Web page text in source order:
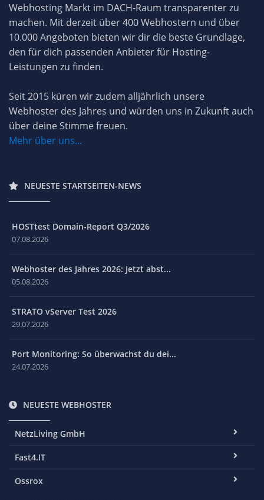
Webhosting Markt im DACH-Raum transparenter zu
machen. Mit derzeit über 400 Webhostern und über
10.000 Angeboten bieten wir dir die beste Grundlage,
den für dich passenden Anbieter für Hosting-
Leistungen zu finden.
Seit 2015 küren wir zudem alljährlich unsere
Webhoster des Jahres und würden uns in Zukunft auch
über deine Stimme freuen.
Mehr über uns...
NEUESTE STARTSEITEN-NEWS
HOSTtest Domain-Report Q3/2026
07.08.2026
Webhoster des Jahres 2026: Jetzt abst...
05.08.2026
STRATO vServer Test 2026
29.07.2026
Port Monitoring: So überwachst du dei...
24.07.2026
NEUESTE WEBHOSTER
NetzLiving GmbH
Fast4.IT
Ossrox